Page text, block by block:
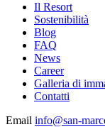
Il Resort
Sostenibilità
Blog
FAQ
News
Career
Galleria di
Contatti
Email info@san-